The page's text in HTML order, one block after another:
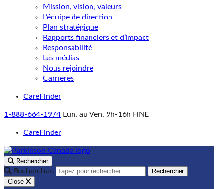
Mission, vision, valeurs
L’équipe de direction
Plan stratégique
Rapports financiers et d’impact
Responsabilité
Les médias
Nous rejoindre
Carrières
CareFinder
1-888-664-1974 Lun. au Ven. 9h-16h HNE
CareFinder
Rechercher
Rechercher:
Rechercher
Close